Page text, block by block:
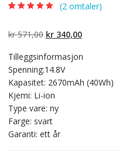
kundevurderinger
(2omtaler)
kr571,00 Opprinnelig
var:
kr 571,00.
kr340,00
er:
Tilleggsinformasjon
Spenning:14.8V
Kapasitet: 2670mAh (40Wh)
Kjemi: Li-ion
Type vare: ny
Farge: svart
Garanti: ett år